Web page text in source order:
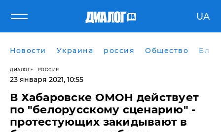
UA
Новости Украина россия Общество
ДИАЛОГ РОССИЯ
23 января 2021, 10:55
В Хабаровске ОМОН действует
по "белорусскому сценарию" -
протестующих закидывают в